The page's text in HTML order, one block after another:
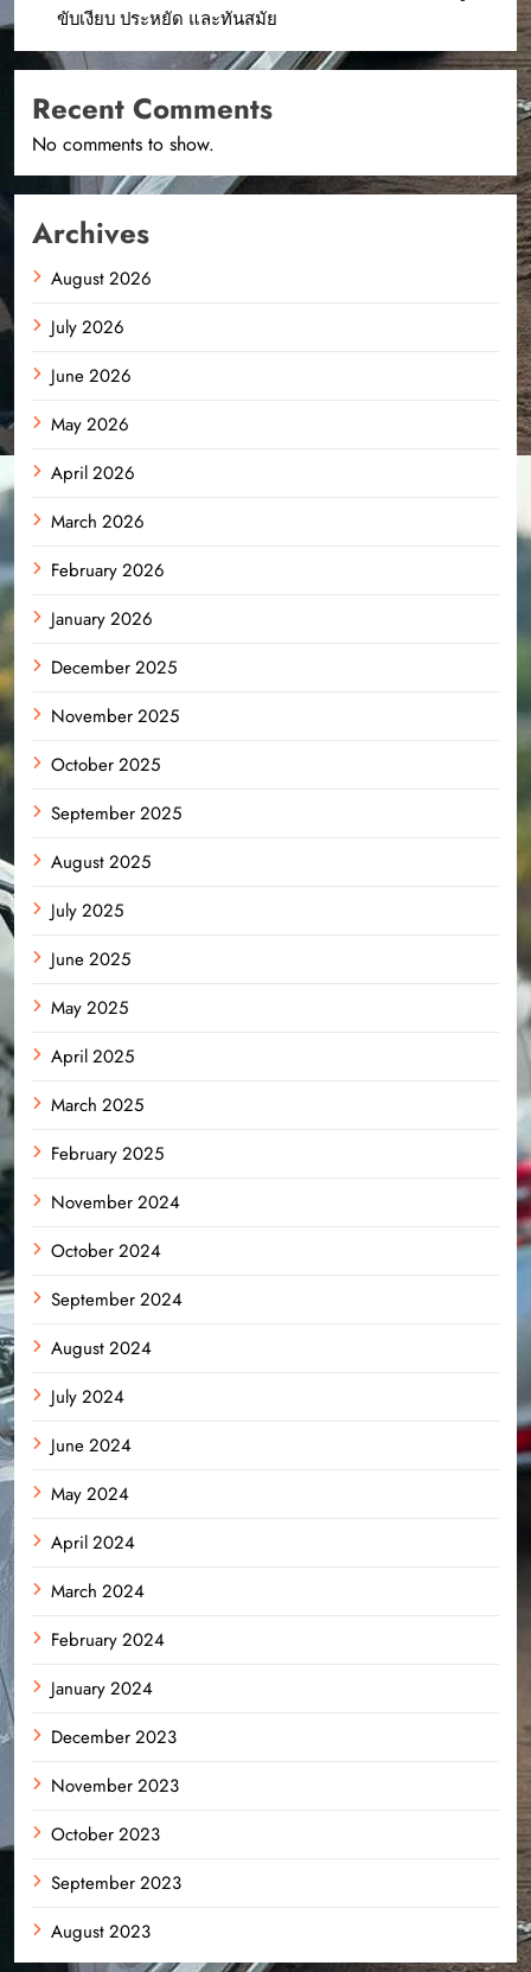
ขับเงียบ ประหยัด และทันสมัย
Recent Comments
No comments to show.
Archives
August 2026
July 2026
June 2026
May 2026
April 2026
March 2026
February 2026
January 2026
December 2025
November 2025
October 2025
September 2025
August 2025
July 2025
June 2025
May 2025
April 2025
March 2025
February 2025
November 2024
October 2024
September 2024
August 2024
July 2024
June 2024
May 2024
April 2024
March 2024
February 2024
January 2024
December 2023
November 2023
October 2023
September 2023
August 2023